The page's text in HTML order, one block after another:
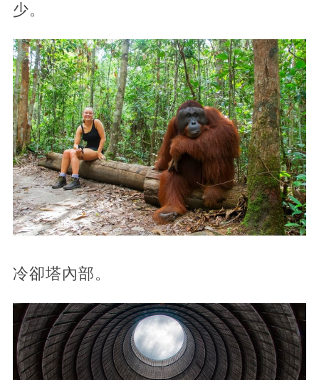
少。
冷卻塔內部。